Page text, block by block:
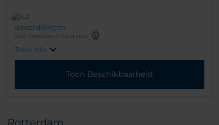
Beoordelingen
2025 Certificate of Excellence
Toon info
Toon Beschikbaarheid
Rotterdam